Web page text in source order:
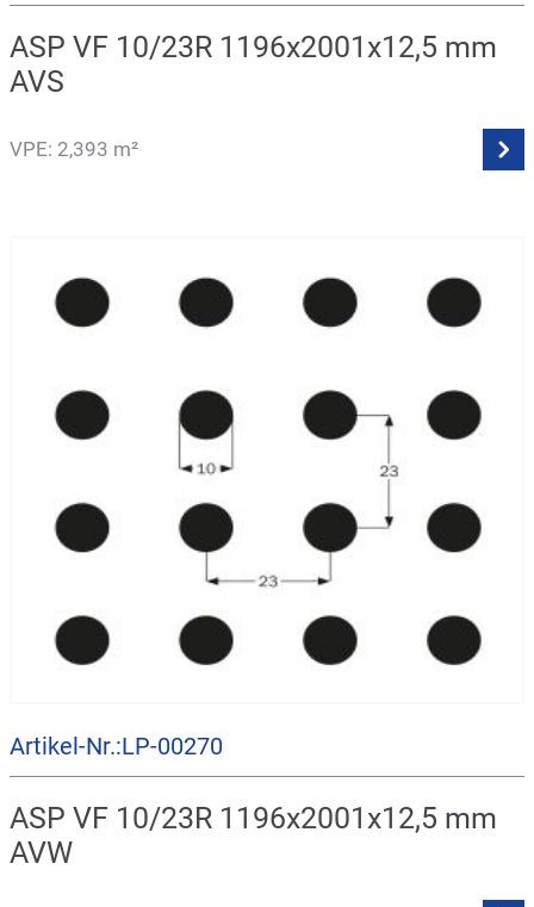
ASP VF 10/23R 1196x2001x12,5 mm
AVS
VPE: 2,393 m²
Artikel-Nr.:LP-00270
ASP VF 10/23R 1196x2001x12,5 mm
AVW